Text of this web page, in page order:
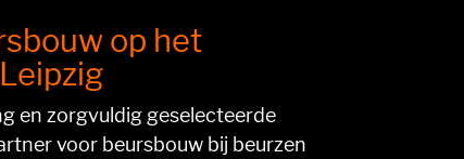
op het
en zorgvuldig geselecteerde
voor beursbouw bij beurzen